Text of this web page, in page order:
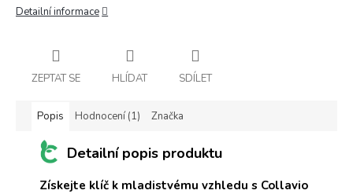
Detailní informace
ZEPTAT SE HLÍDAT SDÍLET
Popis Hodnocení (1) Značka
Detailní popis produktu
Získejte klíč k mladistvému vzhledu s Collavio